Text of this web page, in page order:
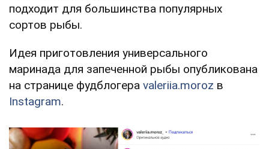
подходит для большинства популярных
сортов рыбы.
Идея приготовления универсального
маринада для запеченной рыбы опубликована
на странице фудблогера valeriia.moroz в
Instagram.